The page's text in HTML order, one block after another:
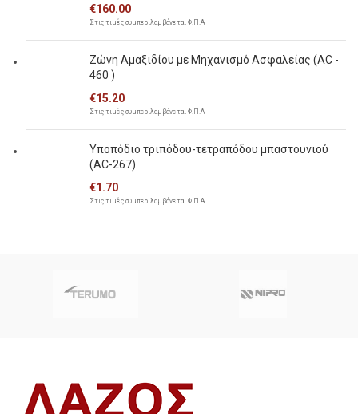
€160.00
Στις τιμές συμπεριλαμβάνεται Φ.Π.Α
Ζώνη Αμαξιδίου με Μηχανισμό Ασφαλείας (AC -
460 )
€15.20
Στις τιμές συμπεριλαμβάνεται Φ.Π.Α
Υποπόδιο τριπόδου-τετραπόδου μπαστουνιού
(AC-267)
€1.70
Στις τιμές συμπεριλαμβάνεται Φ.Π.Α